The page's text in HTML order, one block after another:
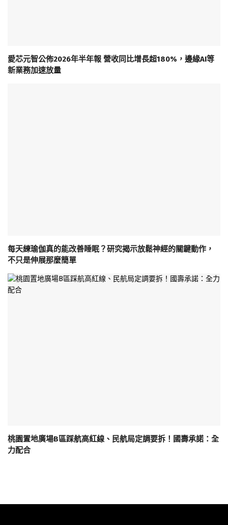
愛芯元智公佈2026年半年報 營收同比增長超180%，邊緣AI等
新業務加速放量
每天練瑜伽真的能改善睡眠？研究揭示放鬆神經的關鍵動作，
不只是伸展那麼簡單
桃園置地廣場B區踩航高紅線、民航局定調要拆！國壽承諾：全
力配合